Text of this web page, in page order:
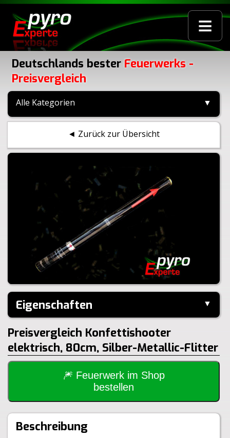
≡
Deutschlands bester Feuerwerks -
Preisvergleich
Alle Kategorien ▼
◄ Zurück zur Übersicht
Eigenschaften ▼
Hersteller:
---
Preisvergleich Konfettishooter
elektrisch, 80cm, Silber-Metallic-Flitter
🎆 Feuerwerk im Shop
bestellen
Beschreibung